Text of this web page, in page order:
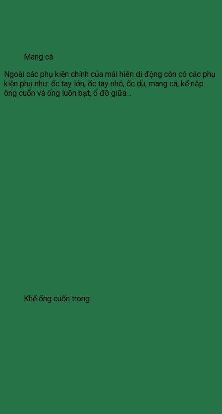
Mang cá
Ngoài các phụ kiện chính của mái hiên di động còn có các phụ
kiện phụ như: ốc tay lớn, ốc tay nhỏ, ốc dù, mang cá, kế nắp
ông cuốn và ống luồn bạt, ổ đỡ giữa…
Khế ống cuốn trong